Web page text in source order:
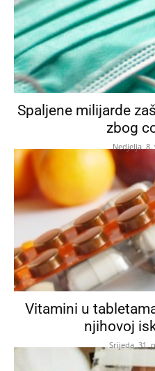
Spaljene milijarde
zbog
Nedjelja, 8.
Vitamini u
njihovoj
Srijeda, 31.